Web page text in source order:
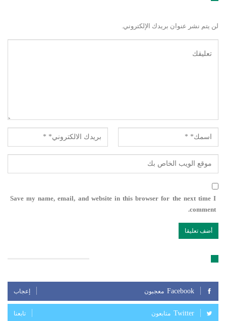
لن يتم نشر عنوان بريدك الإلكتروني.
Save my name, email, and website in this browser for the next time I
comment.
Facebook معجبون إعجاب
Twitter متابعون تابعنا